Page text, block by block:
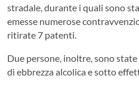
stradale, durante i quali sono
emesse numerose
ritirate 7 patenti.
Due persone, inoltre, sono
di ebbrezza alcolica e sotto